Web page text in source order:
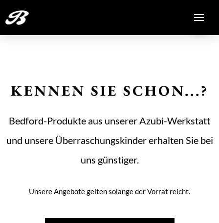
KENNEN SIE SCHON...?
Bedford-Produkte aus unserer Azubi-Werkstatt
und unsere Überraschungskinder erhalten Sie bei
uns günstiger.
Unsere Angebote gelten solange der Vorrat reicht.